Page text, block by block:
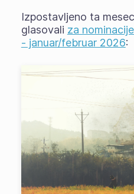
Izpostavljeno ta
glasovali za
- januar/februar 2026: